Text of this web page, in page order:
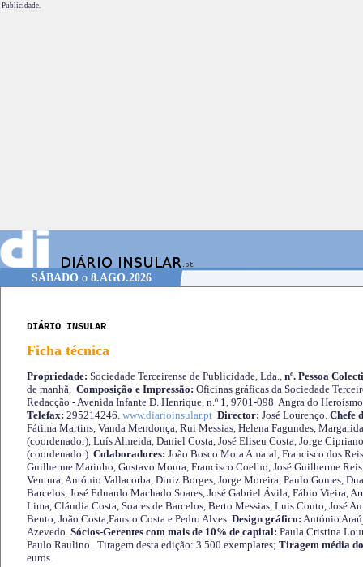
Publicidade.
SÁBADOo 8.AGO.2026
DIÁRIO INSULAR
Ficha técnica
Propriedade: Sociedade Terceirense de Publicidade, Lda., nº. Pessoa
de manhã, Composição e Impressão: Oficinas gráficas da Sociedade
Redacção - Avenida Infante D. Henrique, n.º 1, 9701-098 Angra do
Telefax: 295214246. www.diarioinsular.pt Director: José Lourenço. Chefe
Fátima Martins, Vanda Mendonça, Rui Messias, Helena Fagundes,
(coordenador), Luís Almeida, Daniel Costa, José Eliseu Costa, Jorge
(coordenador). Colaboradores: João Bosco Mota Amaral, Francisco dos
Guilherme Marinho, Gustavo Moura, Francisco Coelho, José Guilherme
Ventura, António Vallacorba, Diniz Borges, Jorge Moreira, Paulo Gomes,
Barcelos, José Eduardo Machado Soares, José Gabriel Ávila, Fábio Vieira,
Lima, Cláudia Costa, Soares de Barcelos, Berto Messias, Luis Couto, José
Bento, João Costa,Fausto Costa e Pedro Alves. Design gráfico: António
Azevedo. Sócios-Gerentes com mais de 10% de capital: Paula Cristina
Paulo Raulino. Tiragem desta edição: 3.500 exemplares; Tiragem média
euros.